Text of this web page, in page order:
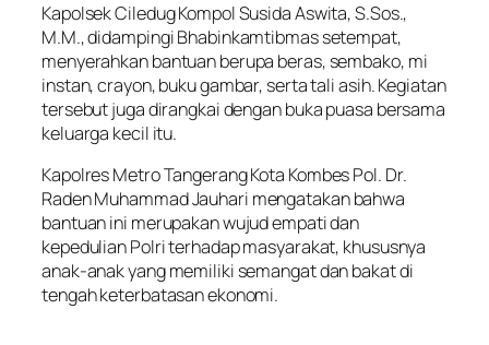
Kapolsek Ciledug Kompol Susida Aswita, S.Sos.,
M.M., didampingi Bhabinkamtibmas setempat,
menyerahkan bantuan berupa beras, sembako, mi
instan, crayon, buku gambar, serta tali asih. Kegiatan
tersebut juga dirangkai dengan buka puasa bersama
keluarga kecil itu.
Kapolres Metro Tangerang Kota Kombes Pol. Dr.
Raden Muhammad Jauhari mengatakan bahwa
bantuan ini merupakan wujud empati dan
kepedulian Polri terhadap masyarakat, khususnya
anak-anak yang memiliki semangat dan bakat di
tengah keterbatasan ekonomi.